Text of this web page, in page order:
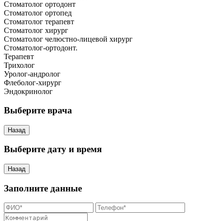
Стоматолог ортодонт
Стоматолог ортопед
Стоматолог терапевт
Стоматолог хирург
Стоматолог челюстно-лицевой хирург
Стоматолог-ортодонт.
Терапевт
Трихолог
Уролог-андролог
Флеболог-хирург
Эндокринолог
Выберите врача
Назад
Выберите дату и время
Назад
Заполните данные